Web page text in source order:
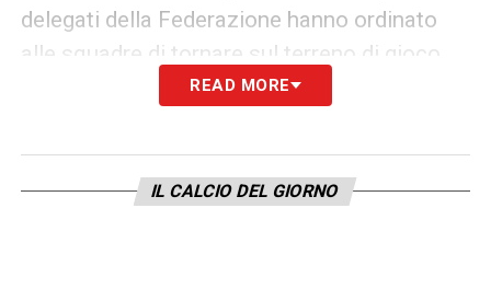
delegati della Federazione hanno ordinato
alle squadre di tornare sul terreno di gioco
per disputare i minuti mancanti. I calciatori
gara, ma laNazionale della Tunisia, con
diversi atleti già sotto la doccia, ha opposto
READ MORE
IL CALCIO DEL GIORNO